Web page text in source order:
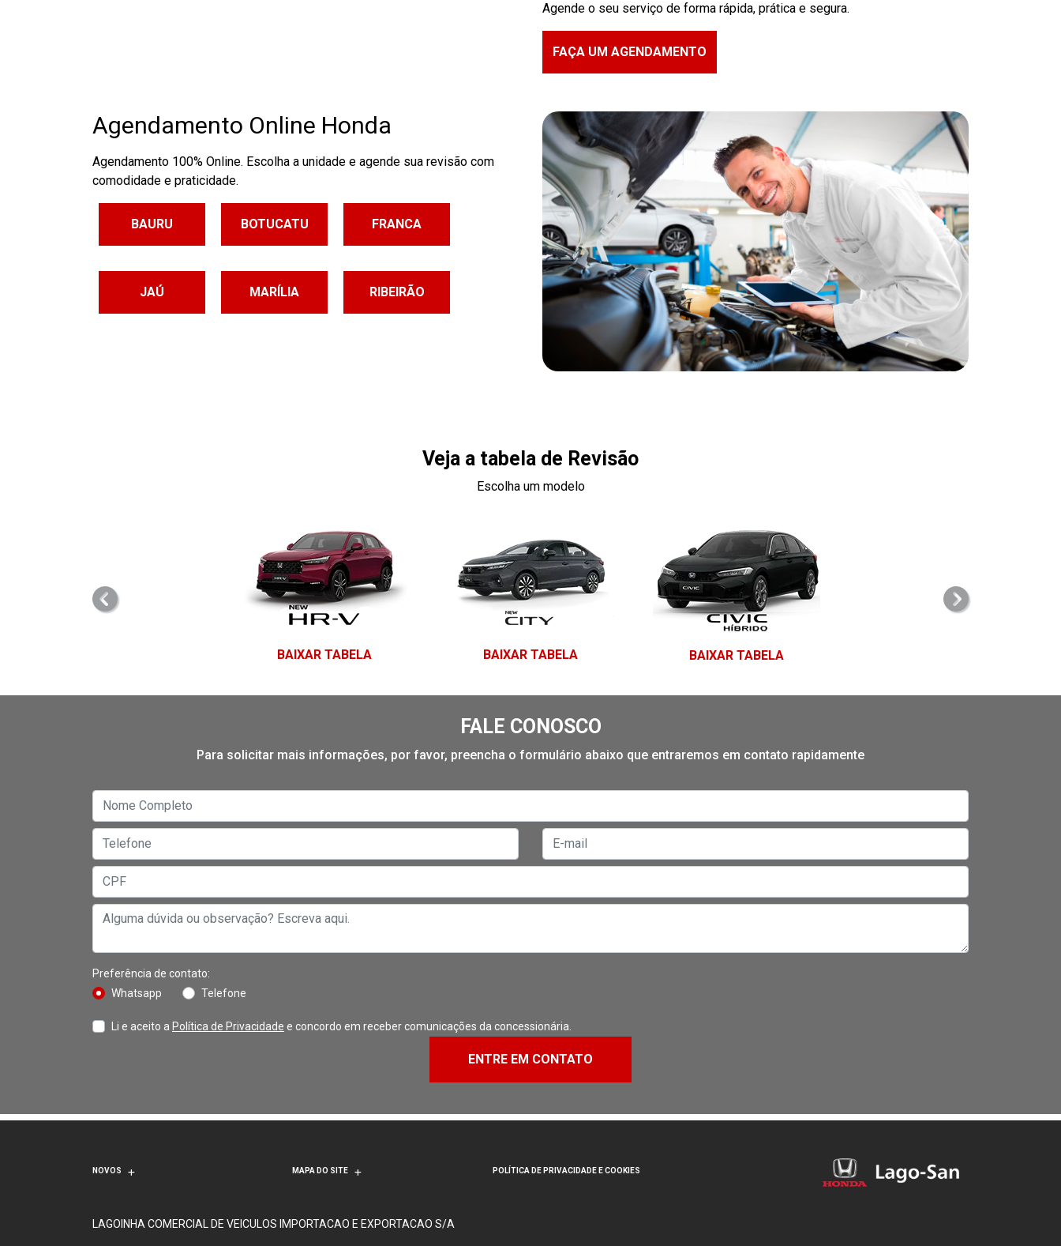
Agende o seu serviço de forma rápida, prática e segura.
FAÇA UM AGENDAMENTO
Agendamento Online Honda
Agendamento 100% Online. Escolha a unidade e agende sua revisão com
comodidade e praticidade.
BAURU BOTUCATU FRANCA
JAÚ MARÍLIA RIBEIRÃO
Veja a tabela de Revisão
Escolha um modelo
BAIXAR TABELA BAIXAR TABELA BAIXAR TABELA
templates.template-01.components.carousel.texts.control_prev
FALE CONOSCO
Para solicitar mais informações, por favor, preencha o formulário abaixo que entraremos em contato rapidamente
Preferência de contato:
Whatsapp
Telefone
Li e aceito a Política de Privacidade e concordo em receber comunicações da concessionária.
ENTRE EM CONTATO
NOVOS MAPA DO SITE POLÍTICA DE PRIVACIDADE E COOKIES
LAGOINHA COMERCIAL DE VEICULOS IMPORTACAO E EXPORTACAO S/A